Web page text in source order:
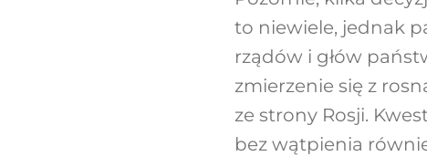
to niewiele, jednak
rządów i głów
zmierzenie się z
ze strony Rosji.
bez wątpienia